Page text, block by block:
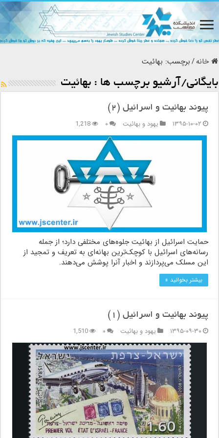
خانه/برچسب: بهائيت
بایگانی/آرشیو برچسب ها :بهائيت
پیوند بهائیت و اسرائیل (۲)
۱۳۹۵-۱۰-۰۲
یهود و بهائیت ۰ 1,218
حمایت اسرائیل از بهائيت جلوه‌های مختلفی دارد؛ از جمله
رسانه‌های اسرائیل با کوچک‌ترین بهانه‌ای به تعریف و تمجید از
این مسلک می‌پردازند و اخبار آنرا پوشش می‌دهند.
بیشتر بخوانید »
پیوند بهائیت و اسرائیل (۱)
۱۳۹۵-۰۹-۳۰
یهود و بهائیت ۰ 1,510